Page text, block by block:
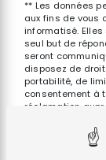
** Les données
aux fins de vous
informatisé.
seul but de
seront
disposez de
portabilité, de
consentement à
réclamation
d’organiser le
exercer ces
électronique à
être demandé.